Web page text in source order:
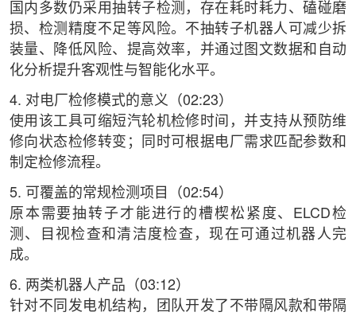
国内多数仍采用抽转子检测，存在耗时耗力、磕碰磨
损、检测精度不足等风险。不抽转子机器人可减少拆
装量、降低风险、提高效率，并通过图文数据和自动
化分析提升客观性与智能化水平。
4. 对电厂检修模式的意义（02:23）
使用该工具可缩短汽轮机检修时间，并支持从预防维
修向状态检修转变；同时可根据电厂需求匹配参数和
制定检修流程。
5. 可覆盖的常规检测项目（02:54）
原本需要抽转子才能进行的槽楔松紧度、ELCD检
测、目视检查和清洁度检查，现在可通过机器人完
成。
6. 两类机器人产品（03:12）
针对不同发电机结构，团队开发了不带隔风款和带隔